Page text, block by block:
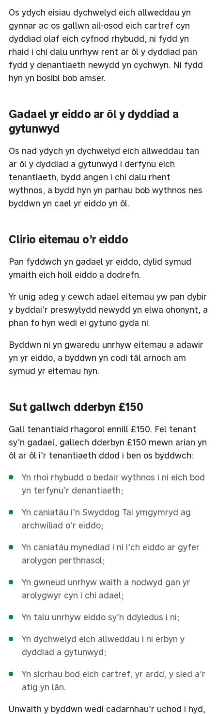
Os ydych eisiau dychwelyd eich allweddau yn
gynnar ac os gallwn ail-osod eich cartref cyn
dyddiad olaf eich cyfnod rhybudd, ni fydd yn
rhaid i chi dalu unrhyw rent ar ôl y dyddiad pan
fydd y denantiaeth newydd yn cychwyn. Ni fydd
hyn yn bosibl bob amser.
Gadael yr eiddo ar ôl y dyddiad a
gytunwyd
Os nad ydych yn dychwelyd eich allweddau tan
ar ôl y dyddiad a gytunwyd i derfynu eich
tenantiaeth, bydd angen i chi dalu rhent
wythnos, a bydd hyn yn parhau bob wythnos nes
byddwn yn cael yr eiddo yn ôl.
Clirio eitemau o’r eiddo
Pan fyddwch yn gadael yr eiddo, dylid symud
ymaith eich holl eiddo a dodrefn.
Yr unig adeg y cewch adael eitemau yw pan dybir
y byddai’r preswylydd newydd yn elwa ohonynt, a
phan fo hyn wedi ei gytuno gyda ni.
Byddwn ni yn gwaredu unrhyw eitemau a adawir
yn yr eiddo, a byddwn yn codi tâl arnoch am
symud yr eitemau hyn.
Sut gallwch dderbyn £150
Gall tenantiaid rhagorol ennill £150. Fel tenant
sy’n gadael, gallech dderbyn £150 mewn arian yn
ôl ar ôl i’r tenantiaeth ddod i ben os byddwch:
Yn rhoi rhybudd o bedair wythnos i ni eich bod
yn terfynu’r denantiaeth;
Yn caniatáu i’n Swyddog Tai ymgymryd ag
archwiliad o’r eiddo;
Yn caniatáu mynediad i ni i’ch eiddo ar gyfer
arolygon perthnasol;
Yn gwneud unrhyw waith a nodwyd gan yr
arolygwyr cyn i chi adael;
Yn talu unrhyw eiddo sy’n ddyledus i ni;
Yn dychwelyd eich allweddau i ni erbyn y
dyddiad a gytunwyd;
Yn sicrhau bod eich cartref, yr ardd, y sied a’r
atig yn lân.
Unwaith y byddwn wedi cadarnhau’r uchod i hyd,